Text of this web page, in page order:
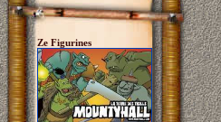
Ze Figurines